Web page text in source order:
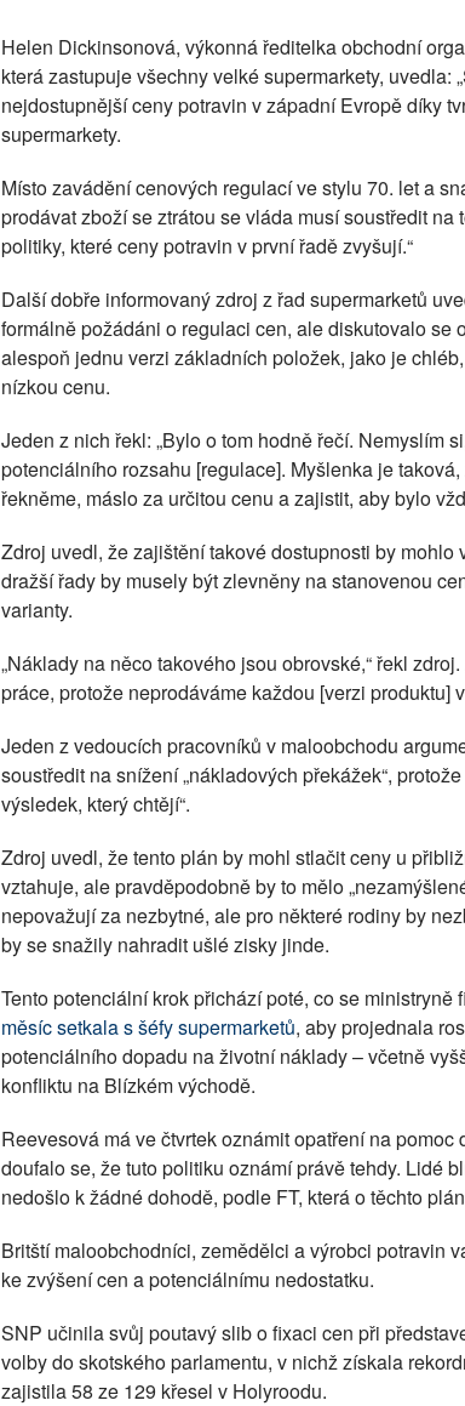
Helen Dickinsonová, výkonná ředitelka obchodní
která zastupuje všechny velké supermarkety, uvedla:
nejdostupnější ceny potravin v západní Evropě díky
supermarkety.
Místo zavádění cenových regulací ve stylu 70. let a
prodávat zboží se ztrátou se vláda musí soustředit
politiky, které ceny potravin v první řadě zvyšují.“
Další dobře informovaný zdroj z řad supermarketů
formálně požádáni o regulaci cen, ale diskutovalo se
alespoň jednu verzi základních položek, jako je
nízkou cenu.
Jeden z nich řekl: „Bylo o tom hodně řečí. Nemyslím
potenciálního rozsahu [regulace]. Myšlenka je
řekněme, máslo za určitou cenu a zajistit, aby bylo
Zdroj uvedl, že zajištění takové dostupnosti by mohlo
dražší řady by musely být zlevněny na stanovenou
varianty.
„Náklady na něco takového jsou obrovské,“ řekl
práce, protože neprodáváme každou [verzi produktu]
Jeden z vedoucích pracovníků v maloobchodu
soustředit na snížení „nákladových překážek“,
výsledek, který chtějí“.
Zdroj uvedl, že tento plán by mohl stlačit ceny u
vztahuje, ale pravděpodobně by to mělo
nepovažují za nezbytné, ale pro některé rodiny by
by se snažily nahradit ušlé zisky jinde.
Tento potenciální krok přichází poté, co se
měsíc setkala s šéfy supermarketů, aby projednala
potenciálního dopadu na životní náklady – včetně
konfliktu na Blízkém východě.
Reevesová má ve čtvrtek oznámit opatření na
doufalo se, že tuto politiku oznámí právě tehdy. Lidé
nedošlo k žádné dohodě, podle FT, která o těchto
Britští maloobchodníci, zemědělci a výrobci potravin
ke zvýšení cen a potenciálnímu nedostatku.
SNP učinila svůj poutavý slib o fixaci cen při
volby do skotského parlamentu, v nichž získala
zajistila 58 ze 129 křesel v Holyroodu.